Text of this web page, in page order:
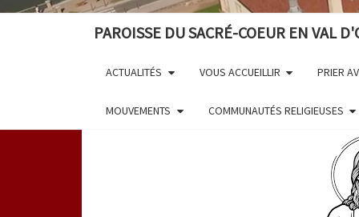
PAROISSE DU SACRÉ-COEUR EN VAL
ACTUALITÉS VOUS ACCUEILLIR PRIER
MOUVEMENTS COMMUNAUTÉS RELIGIEUSES